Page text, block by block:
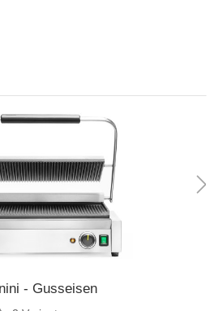
- Gusseisen